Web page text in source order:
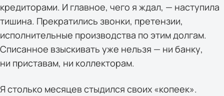
кредиторами. И главное, чего я ждал, — наступила
тишина. Прекратились звонки, претензии,
исполнительные производства по этим долгам.
Списанное взыскивать уже нельзя — ни банку,
ни приставам, ни коллекторам.
Я столько месяцев стыдился своих «копеек».